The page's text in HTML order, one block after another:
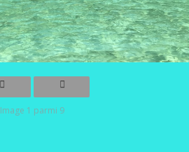
Image 1 parmi 9